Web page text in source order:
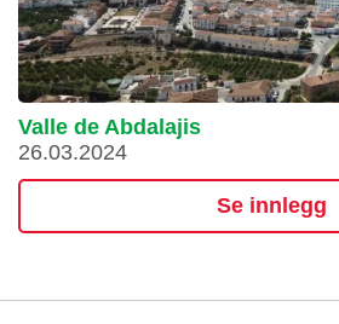
Valle de Abdalajis
26.03.2024
Se innlegg